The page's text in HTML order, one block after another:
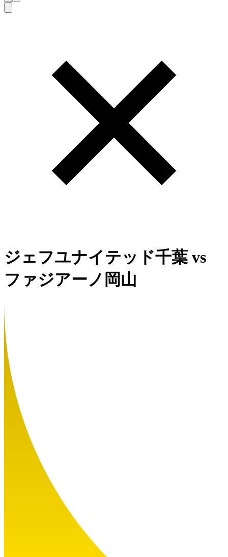
ジェフユナイテッド千葉 vs
ファジアーノ岡山